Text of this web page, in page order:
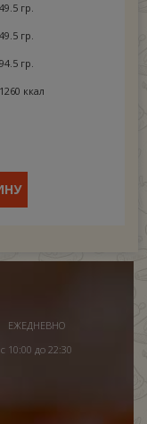
49.5 гр.
49.5 гр.
94.5 гр.
1260 ккал
ЕЖЕДНЕВНО
с 10:00 до 22:30